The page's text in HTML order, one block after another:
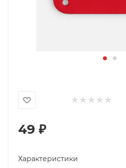
49 ₽
Характеристики